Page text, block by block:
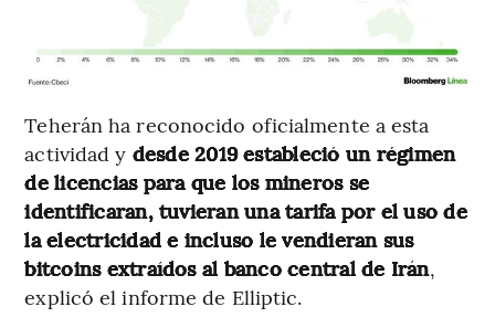
Teherán ha reconocido oficialmente a esta
actividad y desde 2019 estableció un régimen
de licencias para que los mineros se
identificaran, tuvieran una tarifa por el uso de
la electricidad e incluso le vendieran sus
bitcoins extraídos al banco central de Irán,
explicó el informe de Elliptic.